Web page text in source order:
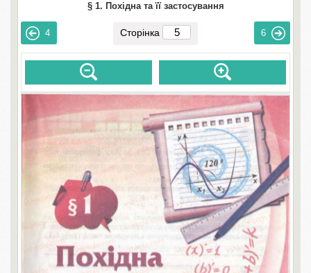
§ 1. Похідна та її застосування
4 Сторінка 6